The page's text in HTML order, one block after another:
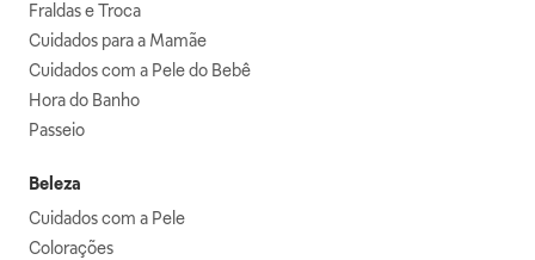
Fraldas e Troca
Cuidados para a Mamãe
Cuidados com a Pele do Bebê
Hora do Banho
Passeio
Beleza
Cuidados com a Pele
Colorações